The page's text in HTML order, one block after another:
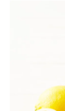
みつグミ レモ